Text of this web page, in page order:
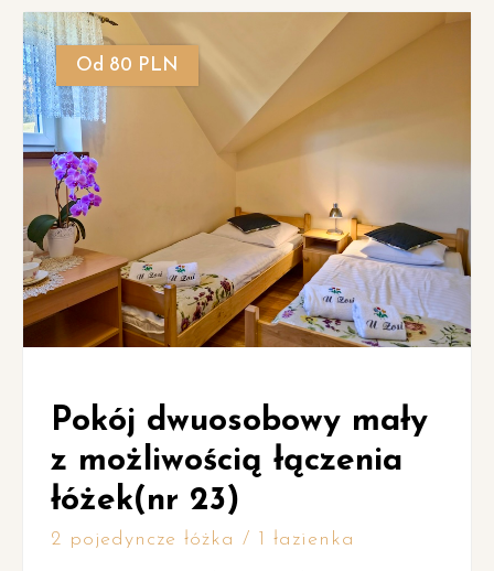
Od 80 PLN
Pokój dwuosobowy mały
z możliwością łączenia
łóżek(nr 23)
2 pojedyncze łóżka / 1 łazienka